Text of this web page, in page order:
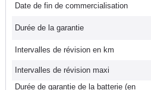
Date de fin de commercialisation
Durée de la garantie
Intervalles de révision en km
Intervalles de révision maxi
Durée de garantie de la batterie (en